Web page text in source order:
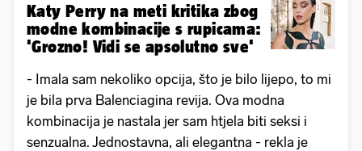
Katy Perry na meti kritika zbog
modne kombinacije s rupicama:
'Grozno! Vidi se apsolutno sve'
- Imala sam nekoliko opcija, što je bilo lijepo, to mi
je bila prva Balenciagina revija. Ova modna
kombinacija je nastala jer sam htjela biti seksi i
senzualna. Jednostavna, ali elegantna - rekla je